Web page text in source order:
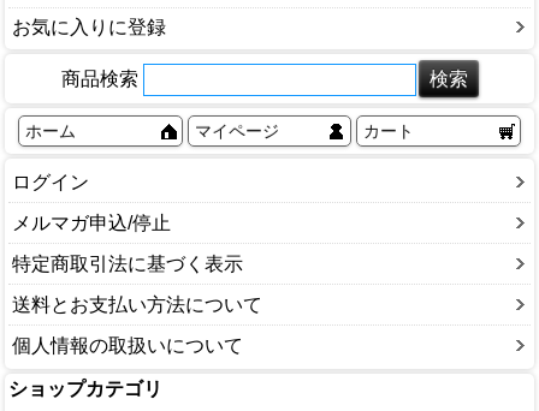
お気に入りに登録
商品検索
ホーム マイページ カート
ログイン
メルマガ申込/停止
特定商取引法に基づく表示
送料とお支払い方法について
個人情報の取扱いについて
ショップカテゴリ